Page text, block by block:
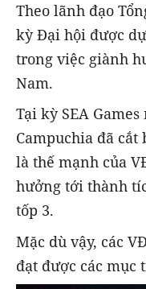
Theo lãnh đạo
kỳ Đại hội được
trong việc giành
Nam.
Tại kỳ SEA
Campuchia đã
là thế mạnh của
hưởng tới thành
tốp 3.
Mặc dù vậy, các
đạt được các mục